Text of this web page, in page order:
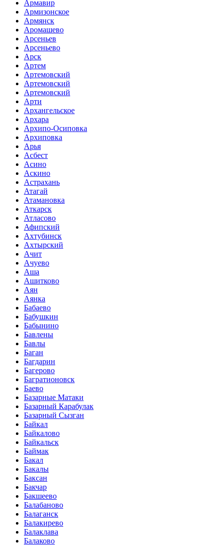
Армавир
Армизонское
Армянск
Аромашево
Арсеньев
Арсеньево
Арск
Артем
Артемовский
Артемовский
Артемовский
Арти
Архангельское
Архара
Архипо-Осиповка
Архиповка
Арья
Асбест
Асино
Аскино
Астрахань
Атагай
Атамановка
Аткарск
Атласово
Афипский
Ахтубинск
Ахтырский
Ачит
Ачуево
Аша
Ашитково
Аян
Аянка
Бабаево
Бабушкин
Бабынино
Бавлены
Бавлы
Баган
Багдарин
Багерово
Багратионовск
Баево
Базарные Матаки
Базарный Карабулак
Базарный Сызган
Байкал
Байкалово
Байкальск
Баймак
Бакал
Бакалы
Баксан
Бакчар
Бакшеево
Балабаново
Балаганск
Балакирево
Балаклава
Балаково